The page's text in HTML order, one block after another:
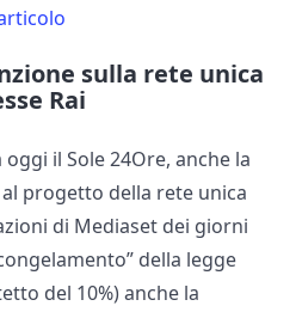
sulla rete unica
Rai
il Sole 24Ore, anche la
progetto della rete unica
di Mediaset dei giorni
della legge
del 10%) anche la